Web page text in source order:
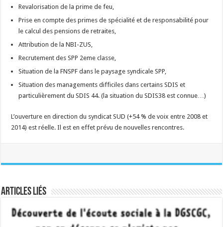
Revalorisation de la prime de feu,
Prise en compte des primes de spécialité et de responsabilité pour
le calcul des pensions de retraites,
Attribution de la NBI-ZUS,
Recrutement des SPP 2eme classe,
Situation de la FNSPF dans le paysage syndicale SPP,
Situation des managements difficiles dans certains SDIS et
particulièrement du SDIS 44. (la situation du SDIS38 est connue…)
L’ouverture en direction du syndicat SUD (+54 % de voix entre 2008 et
2014) est réelle. Il est en effet prévu de nouvelles rencontres.
Articles liés